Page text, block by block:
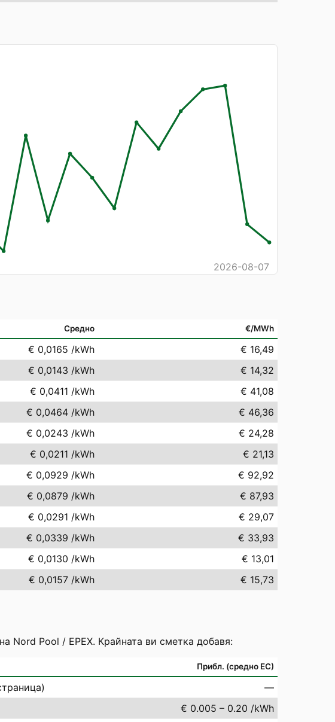
2026-08-07
Средно €/MWh
€ 0,0165 /kWh
€ 16,49
€ 0,0143 /kWh
€ 14,32
€ 0,0411 /kWh
€ 41,08
€ 0,0464 /kWh
€ 46,36
€ 0,0243 /kWh
€ 24,28
€ 0,0211 /kWh
€ 21,13
€ 0,0929 /kWh
€ 92,92
€ 0,0879 /kWh
€ 87,93
€ 0,0291 /kWh
€ 29,07
€ 0,0339 /kWh
€ 33,93
€ 0,0130 /kWh
€ 13,01
€ 0,0157 /kWh € 15,73
Nord Pool / EPEX. Крайната ви сметка добавя:
Прибл. (средно ЕС)
—
€ 0.005 – 0.20 /kWh